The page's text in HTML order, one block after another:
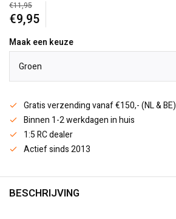
€11,95
€9,95
Maak een keuze
Groen
Gratis verzending vanaf €150,- (NL & BE)
Binnen 1-2 werkdagen in huis
1:5 RC dealer
Actief sinds 2013
BESCHRIJVING